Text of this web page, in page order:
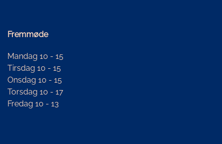
Fremmøde
Mandag 10 - 15
Tirsdag 10 - 15
Onsdag 10 - 15
Torsdag 10 - 17
Fredag 10 - 13